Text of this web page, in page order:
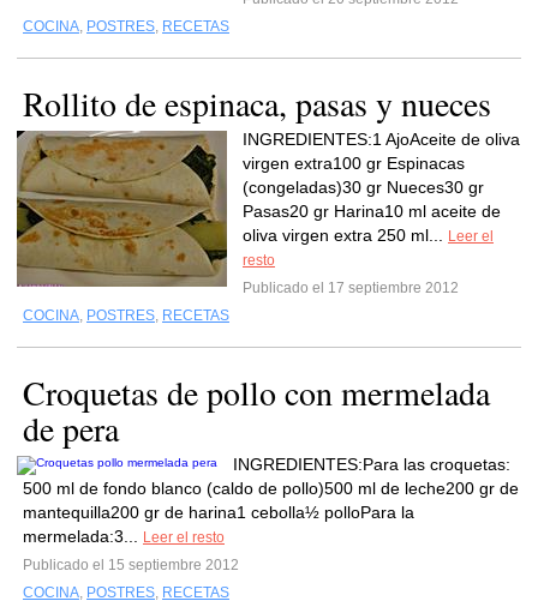
COCINA, POSTRES, RECETAS
Rollito de espinaca, pasas y nueces
INGREDIENTES:1 AjoAceite de oliva
virgen extra100 gr Espinacas
(congeladas)30 gr Nueces30 gr
Pasas20 gr Harina10 ml aceite de
oliva virgen extra 250 ml...
Leer el
resto
Publicado el 17 septiembre 2012
COCINA, POSTRES, RECETAS
Croquetas de pollo con mermelada
de pera
INGREDIENTES:Para las croquetas:
500 ml de fondo blanco (caldo de pollo)500 ml de leche200 gr de
mantequilla200 gr de harina1 cebolla½ polloPara la
mermelada:3...
Leer el resto
Publicado el 15 septiembre 2012
COCINA, POSTRES, RECETAS